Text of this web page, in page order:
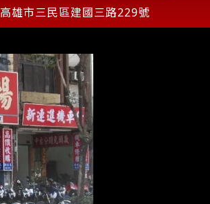
高雄市三民區建國三路229號